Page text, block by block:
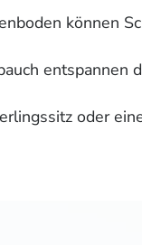
können
entspannen
oder